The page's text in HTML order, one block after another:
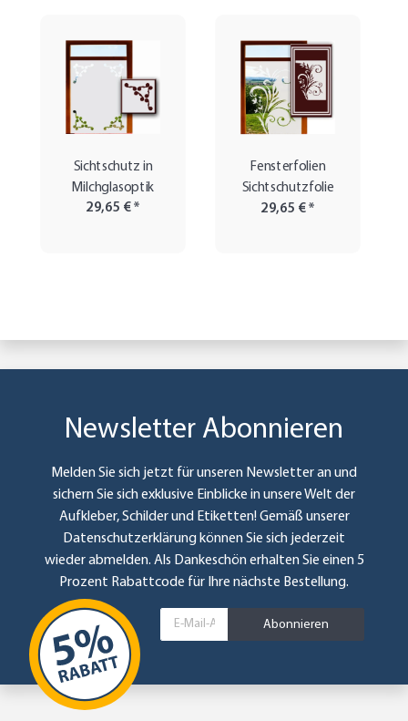
Sichtschutz in
Milchglasoptik
Fensterfolien
Sichtschutzfolie
Melden Sie sich jetzt für unseren Newsletter an und
sichern Sie sich exklusive Einblicke in unsere Welt der
Aufkleber, Schilder und Etiketten! Gemäß unserer
Datenschutzerklärungkönnen Sie sich jederzeit
wieder abmelden. Als Dankeschön erhalten Sie einen 5
Prozent Rabattcode für Ihre nächste Bestellung.